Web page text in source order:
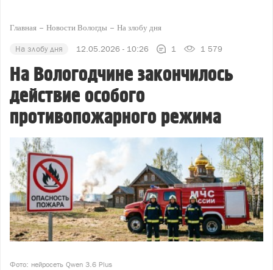
Главная Новости Вологды На злобу дня
На злобу дня 12.05.2026 - 10:26 1 1 579
На Вологодчине закончилось
действие особого
противопожарного режима
Фото: нейросеть Qwen 3.6 Plus